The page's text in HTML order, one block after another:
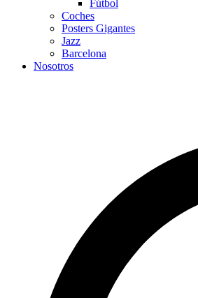
Fútbol
Coches
Posters Gigantes
Jazz
Barcelona
Nosotros